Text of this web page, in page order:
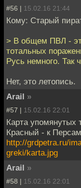
#56 | 15.02.16 21:44
Кому: Старый
> В общем ПВЛ -
тотальных
Русь немного. Так
Нет, это летопись.
Arail »
#57 | 15.02.16 22:01
Карта упомянутых
Красный - к
http://grdpetra.ru/
greki/karta.jpg
Arail »
#58 | 15.02.16 22:01